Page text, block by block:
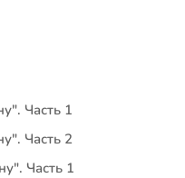
Часть 1
Часть 2
Часть 1